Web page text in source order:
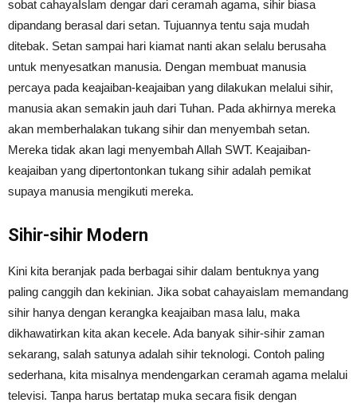
sobat cahayaIslam dengar dari ceramah agama, sihir biasa
dipandang berasal dari setan. Tujuannya tentu saja mudah
ditebak. Setan sampai hari kiamat nanti akan selalu berusaha
untuk menyesatkan manusia. Dengan membuat manusia
percaya pada keajaiban-keajaiban yang dilakukan melalui sihir,
manusia akan semakin jauh dari Tuhan. Pada akhirnya mereka
akan memberhalakan tukang sihir dan menyembah setan.
Mereka tidak akan lagi menyembah Allah SWT. Keajaiban-
keajaiban yang dipertontonkan tukang sihir adalah pemikat
supaya manusia mengikuti mereka.
Sihir-sihir Modern
Kini kita beranjak pada berbagai sihir dalam bentuknya yang
paling canggih dan kekinian. Jika sobat cahayaislam memandang
sihir hanya dengan kerangka keajaiban masa lalu, maka
dikhawatirkan kita akan kecele. Ada banyak sihir-sihir zaman
sekarang, salah satunya adalah sihir teknologi. Contoh paling
sederhana, kita misalnya mendengarkan ceramah agama melalui
televisi. Tanpa harus bertatap muka secara fisik dengan